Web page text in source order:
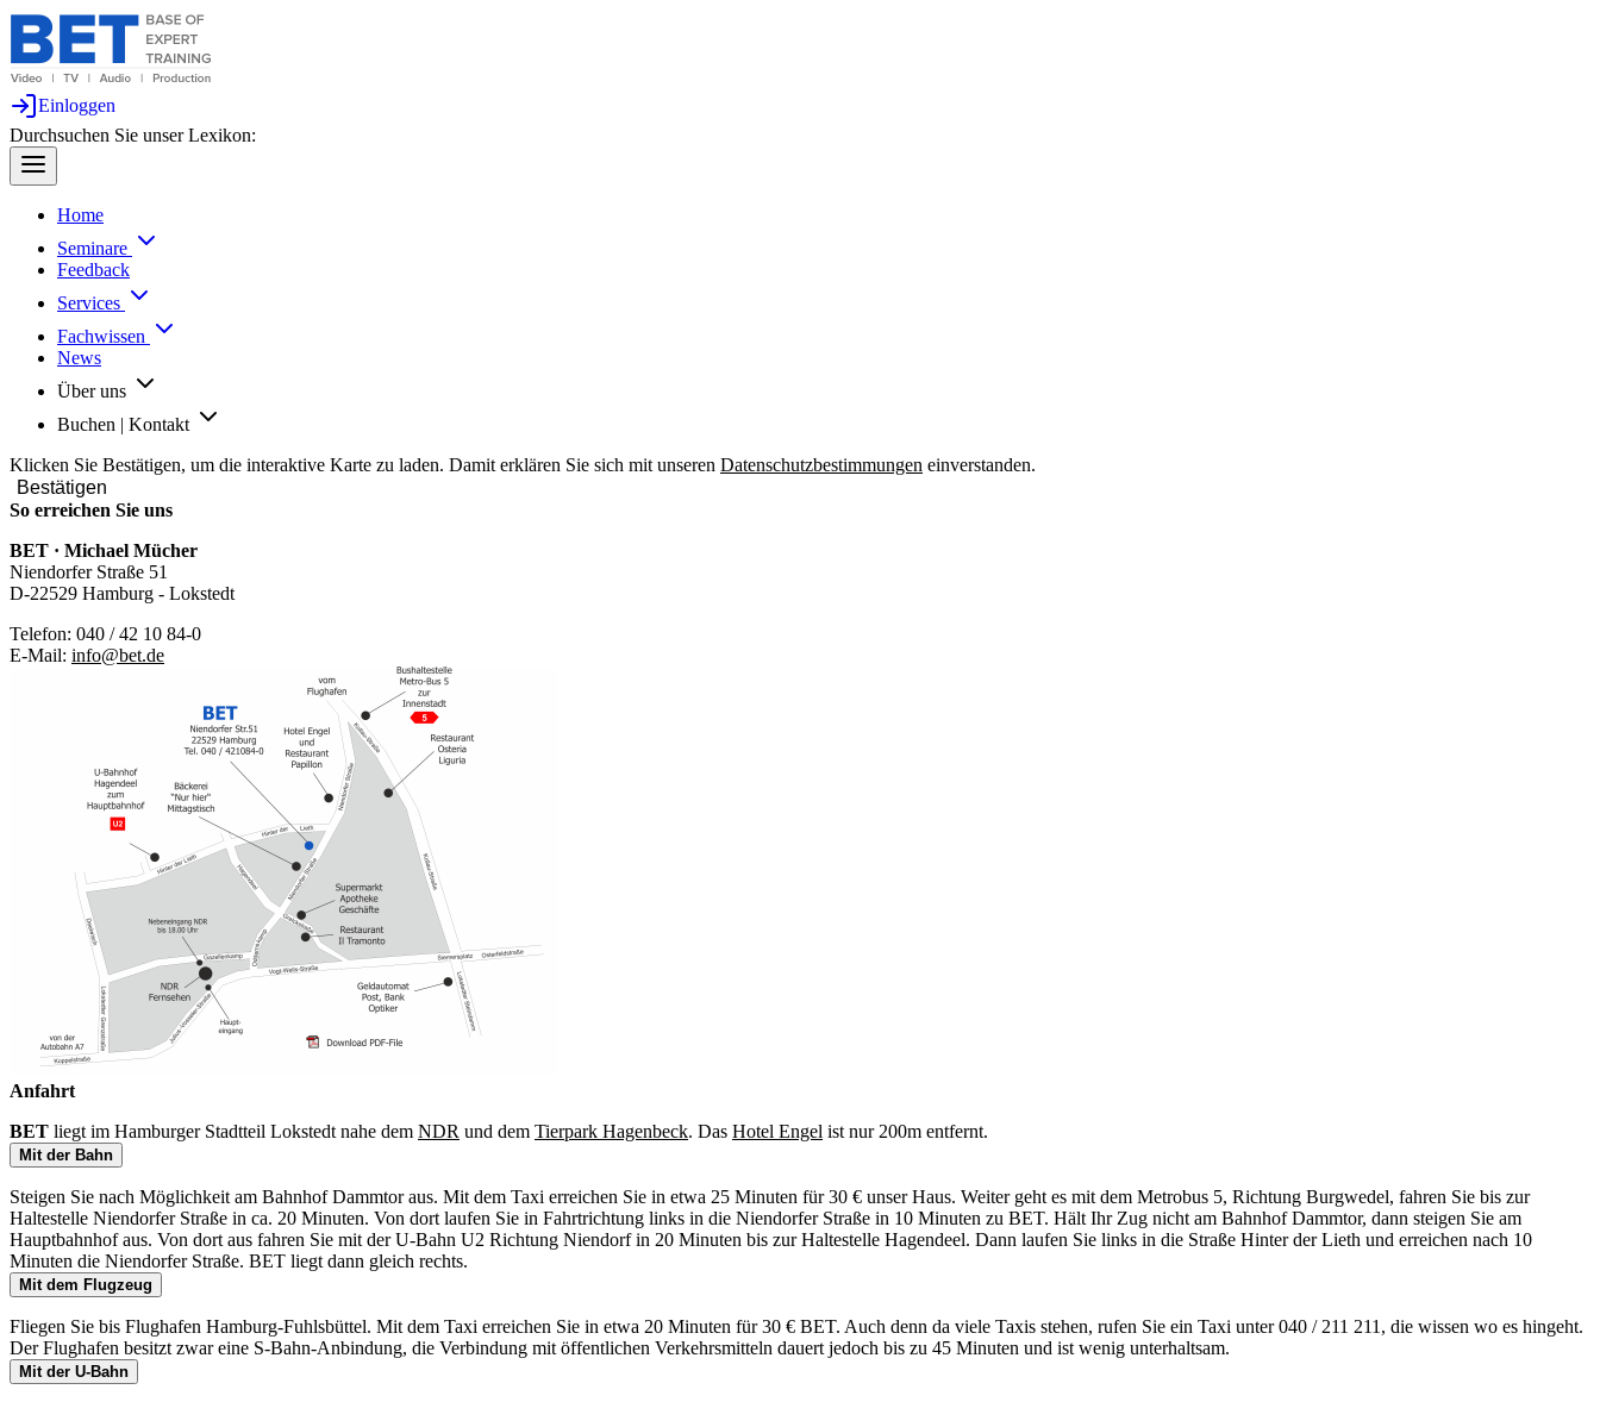
Einloggen
Durchsuchen Sie unser Lexikon:
Home
Seminare
Feedback
Services
Fachwissen
News
Über uns
Buchen | Kontakt
Klicken Sie Bestätigen, um die interaktive Karte zu laden. Damit erklären Sie sich mit unseren Datenschutzbestimmungen einverstanden.
Bestätigen
So erreichen Sie uns
BET · Michael Mücher
Niendorfer Straße 51
D-22529 Hamburg - Lokstedt
Telefon: 040 / 42 10 84-0
E-Mail: info@bet.de
Anfahrt
BET liegt im Hamburger Stadtteil Lokstedt nahe dem NDR und dem Tierpark Hagenbeck. Das Hotel Engel ist nur 200m entfernt.
Mit der Bahn
Steigen Sie nach Möglichkeit am Bahnhof Dammtor aus. Mit dem Taxi erreichen Sie in etwa 25 Minuten für 30 € unser Haus. Weiter geht es mit dem Metrobus 5, Richtung Burgwedel, fahren Sie bis zur
Haltestelle Niendorfer Straße in ca. 20 Minuten. Von dort laufen Sie in Fahrtrichtung links in die Niendorfer Straße in 10 Minuten zu BET. Hält Ihr Zug nicht am Bahnhof Dammtor, dann steigen Sie am
Hauptbahnhof aus. Von dort aus fahren Sie mit der U-Bahn U2 Richtung Niendorf in 20 Minuten bis zur Haltestelle Hagendeel. Dann laufen Sie links in die Straße Hinter der Lieth und erreichen nach 10
Minuten die Niendorfer Straße. BET liegt dann gleich rechts.
Mit dem Flugzeug
Fliegen Sie bis Flughafen Hamburg-Fuhlsbüttel. Mit dem Taxi erreichen Sie in etwa 20 Minuten für 30 € BET. Auch denn da viele Taxis stehen, rufen Sie ein Taxi unter 040 / 211 211, die wissen wo es hingeht.
Der Flughafen besitzt zwar eine S-Bahn-Anbindung, die Verbindung mit öffentlichen Verkehrsmitteln dauert jedoch bis zu 45 Minuten und ist wenig unterhaltsam.
Mit der U-Bahn